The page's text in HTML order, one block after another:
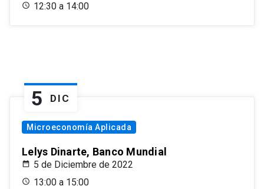
12:30 a 14:00
5 DIC
Microeconomía Aplicada
Lelys Dinarte, Banco Mundial
5 de Diciembre de 2022
13:00 a 15:00